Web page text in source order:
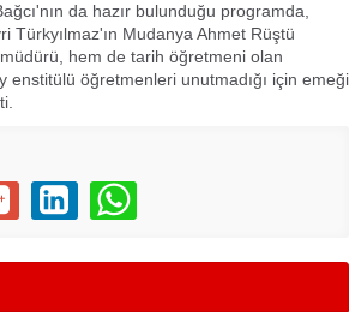
da hazır bulunduğu programda,
Türkyılmaz'ın Mudanya Ahmet Rüştü
hem de tarih öğretmeni olan
enstitülü öğretmenleri unutmadığı için emeği